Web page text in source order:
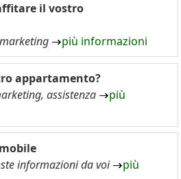
il vostro
più informazioni
appartamento?
assistenza
più
informazioni da voi
più